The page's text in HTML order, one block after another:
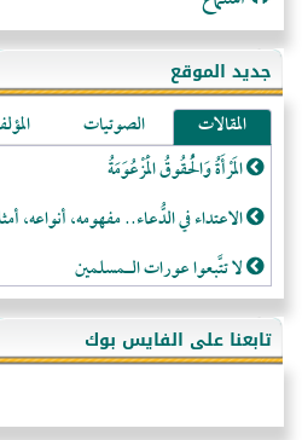
جديد الموقع
المقالات الصوتيات
المَرْأَةُ وَالْحُقُوقُ الْمَزْعُوَمَةُ
الاعتداء في الدُّعاء.. مفهومه، أنواعه،
لا تتَّبعوا عورات الـمسلمين
فقه النَّصيحة عند الصَّحابة الكرام رضي
لَا عِزَّةَ إِلَّا بِالإِسْلَامِ
هذه سبيلنا فماذا تنقمون؟!
تابعنا على الفايس بوك